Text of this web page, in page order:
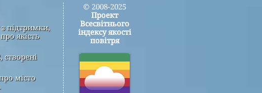
з підтримки,
якість
створені
місто
© 2008-2025
Проект
Всесвітнього
індексу якості
повітря